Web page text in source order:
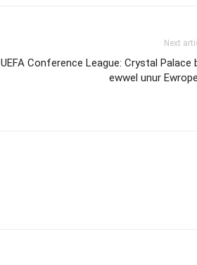
Next
UEFA Conference League: Crystal Palace
ewwel unur